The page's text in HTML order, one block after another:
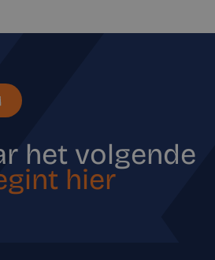
het volgende
hier